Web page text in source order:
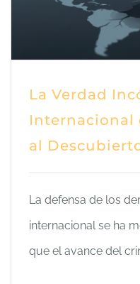
La Verdad
Internacional
al
La defensa de los
internacional se ha
que el avance del